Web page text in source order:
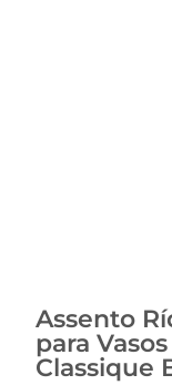
Assento
para
Classique